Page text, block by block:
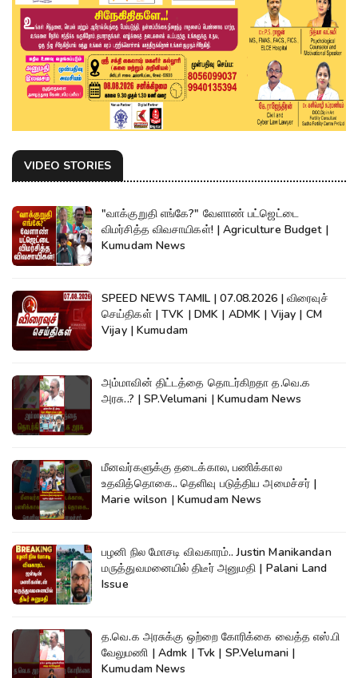
VIDEO STORIES
"வாக்குறுதி எங்கே?" வேளாண் பட்ஜெட்டை
விமர்சித்த விவசாயிகள்! | Agriculture Budget |
Kumudam News
SPEED NEWS TAMIL | 07.08.2026 | விரைவுச்
செய்திகள் | TVK | DMK | ADMK | Vijay | CM
Vijay | Kumudam
அம்மாவின் திட்டத்தை தொடர்கிறதா த.வெ.க
அரசு..? | SP.Velumani | Kumudam News
மீனவர்களுக்கு தடைக்கால, பணிக்கால
உதவித்தொகை.. தெளிவு படுத்திய அமைச்சர் |
Marie wilson | Kumudam News
பழனி நில மோசடி விவகாரம்.. Justin Manikandan
மருத்துவமனையில் திடீர் அனுமதி | Palani Land
Issue
த.வெ.க அரசுக்கு ஒற்றை கோரிக்கை வைத்த எஸ்.பி
வேலுமணி | Admk | Tvk | SP.Velumani |
Kumudam News